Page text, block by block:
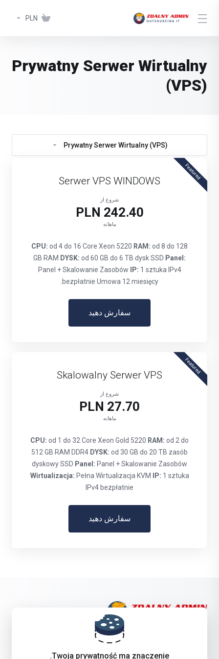
PLN
Prywatny Serwer Wirtualny
(VPS)
Prywatny Serwer Wirtualny (VPS)
Featured
Serwer VPS WINDOWS
شروع از
242.40 PLN
ماهانه
CPU: od 4 do 16 Core Xeon 5220 RAM: od 8 do 128
GB RAM DYSK: od 60 GB do 6 TB dysk SSD Panel:
Panel + Skalowanie Zasobów
IP: 1 sztuka IPv4
bezpłatnie Umowa 12 miesięcy.
سفارش دهید
Featured
Skalowalny Serwer VPS
شروع از
27.70 PLN
ماهانه
CPU: od 1 do 32 Core Xeon Gold 5220 RAM: od 2 do
512 GB RAM DDR4 DYSK: od 30 GB do 20 TB zasób
dyskowy SSD Panel: Panel + Skalowanie Zasobów
Wirtualizacja: Pełna Wirtualizacja KVM IP: 1 sztuka
IPv4 bezpłatnie
سفارش دهید
Twoja prywatność ma znaczenie.